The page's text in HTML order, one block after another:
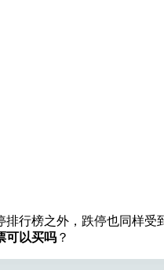
榜之外，跌停也同样受
可以买吗 ？